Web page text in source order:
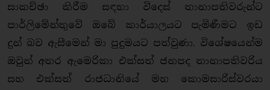
සාකච්ඡා කිරීම සඳහා විදෙස් තානාපතිවරුන්ට
පාර්ලිමේන්තුවේ ඔබේ කාර්යාලයට පැමිණීමට ඉඩ
දුන් බව ඇසීමෙන් මා පුදුමයට පත්වුණා. විශේෂයෙන්ම
ඔවුන් අතර ඇමෙරිකා එක්සත් ජනපද තානාපතිවරිය
සහ එක්සත් රාජධානියේ මහ කොමසාරිස්වරයා